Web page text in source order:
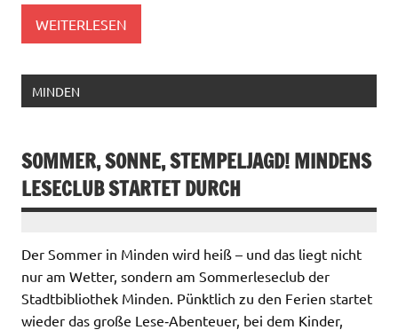
WEITERLESEN
MINDEN
SOMMER, SONNE, STEMPELJAGD! MINDENS
LESECLUB STARTET DURCH
Der Sommer in Minden wird heiß – und das liegt nicht
nur am Wetter, sondern am Sommerleseclub der
Stadtbibliothek Minden. Pünktlich zu den Ferien startet
wieder das große Lese‑Abenteuer, bei dem Kinder,